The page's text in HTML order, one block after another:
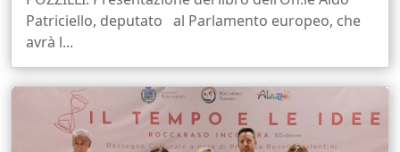
Patriciello, deputato al Parlamento europeo, che
avrà l...